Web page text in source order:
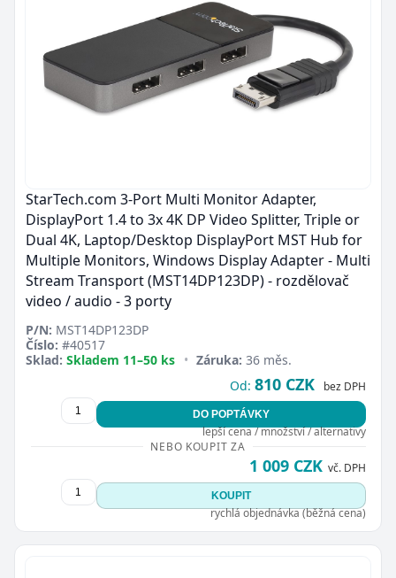
StarTech.com 3-Port Multi Monitor Adapter,
DisplayPort 1.4 to 3x 4K DP Video Splitter, Triple or
Dual 4K, Laptop/Desktop DisplayPort MST Hub for
Multiple Monitors, Windows Display Adapter - Multi
Stream Transport (MST14DP123DP) - rozdělovač
video / audio - 3 porty
P/N: MST14DP123DP
Číslo: #40517
Sklad: Skladem 11–50 ks • Záruka: 36 měs.
Od: 810 CZK bez DPH
DO POPTÁVKY
lepší cena / množství / alternativy
NEBO KOUPIT ZA
1 009 CZK vč. DPH
KOUPIT
rychlá objednávka (běžná cena)